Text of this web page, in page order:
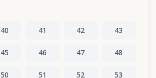
40 41 42 43
45 46 47 48
50 51 52 53